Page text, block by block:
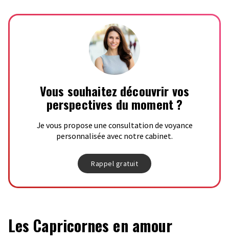
Vous souhaitez découvrir vos
perspectives du moment ?
Je vous propose une consultation de voyance
personnalisée avec notre cabinet.
Rappel gratuit
Les Capricornes en amour